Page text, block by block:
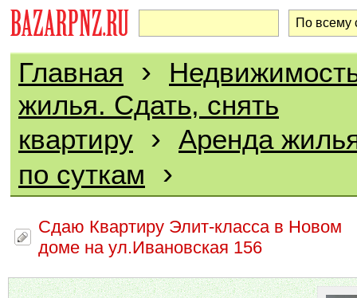
Главная ›
жилья. Сдать, снять
квартиру › Аренда
по суткам
›
Сдаю Квартиру Элит-класса в Новом
доме на ул.Ивановская 156